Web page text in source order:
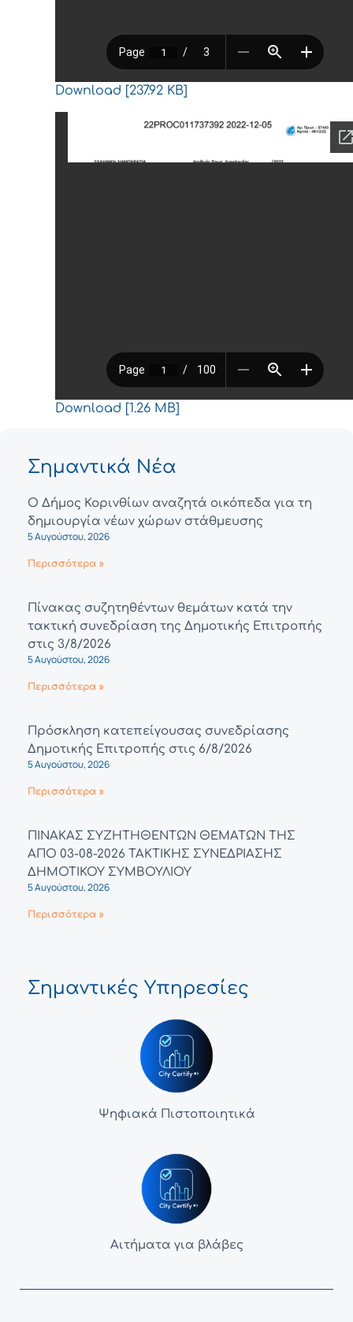
Download [237.92 KB]
Download [1.26 MB]
Σημαντικά Νέα
Ο Δήμος Κορινθίων αναζητά οικόπεδα για τη
δημιουργία νέων χώρων στάθμευσης
5 Αυγούστου, 2026
Περισσότερα »
Πίνακας συζητηθέντων θεμάτων κατά την
τακτική συνεδρίαση της Δημοτικής Επιτροπής
στις 3/8/2026
5 Αυγούστου, 2026
Περισσότερα »
Πρόσκληση κατεπείγουσας συνεδρίασης
Δημοτικής Επιτροπής στις 6/8/2026
5 Αυγούστου, 2026
Περισσότερα »
ΠΙΝΑΚΑΣ ΣΥΖΗΤΗΘΕΝΤΩΝ ΘΕΜΑΤΩΝ ΤΗΣ
ΑΠΟ 03-08-2026 ΤΑΚΤΙΚΗΣ ΣΥΝΕΔΡΙΑΣΗΣ
ΔΗΜΟΤΙΚΟΥ ΣΥΜΒΟΥΛΙΟΥ
5 Αυγούστου, 2026
Περισσότερα »
Σημαντικές Υπηρεσίες
Ψηφιακά Πιστοποιητικά
Αιτήματα για βλάβες